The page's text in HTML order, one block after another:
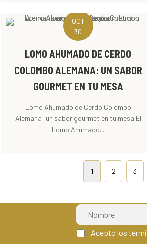
OCT
30
LOMO AHUMADO DE CERDO
COLOMBO ALEMANA: UN SABOR
GOURMET EN TU MESA
Lomo Ahumado de Cerdo Colombo
Alemana: un sabor gourmet en tu mesa El
Lomo Ahumado...
1 2 3
Acepto los